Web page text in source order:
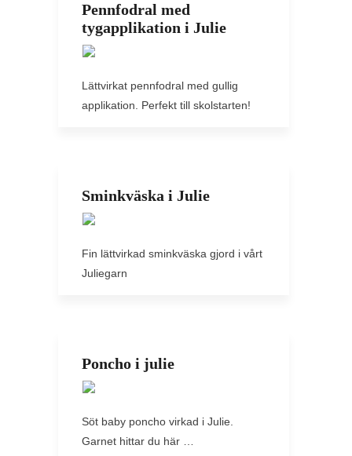
Pennfodral med
tygapplikation i Julie
Lättvirkat pennfodral med gullig
applikation. Perfekt till skolstarten!
Sminkväska i Julie
Fin lättvirkad sminkväska gjord i vårt
Juliegarn
Poncho i julie
Söt baby poncho virkad i Julie.
Garnet hittar du här …